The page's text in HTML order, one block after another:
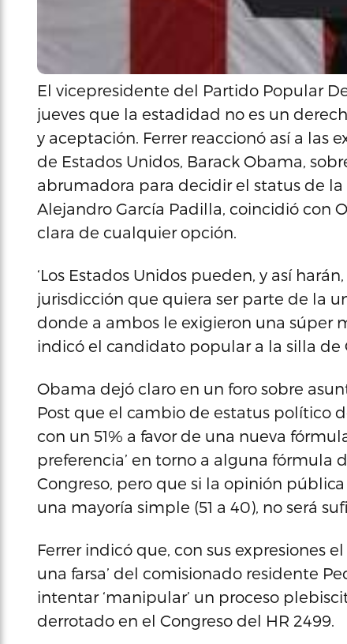
El vicepresidente del Partido Popular
jueves que la estadidad no es un
y aceptación. Ferrer reaccionó así a las
de Estados Unidos, Barack Obama,
abrumadora para decidir el status de
Alejandro García Padilla, coincidió con
clara de cualquier opción.
‘Los Estados Unidos pueden, y así
jurisdicción que quiera ser parte de la
donde a ambos le exigieron una súper
indicó el candidato popular a la silla de
Obama dejó claro en un foro sobre
Post que el cambio de estatus político
con un 51% a favor de una nueva
preferencia’ en torno a alguna fórmula
Congreso, pero que si la opinión
una mayoría simple (51 a 40), no será
Ferrer indicó que, con sus expresiones
una farsa’ del comisionado residente
intentar ‘manipular’ un proceso
derrotado en el Congreso del HR 2499.